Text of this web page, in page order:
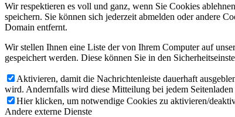
Wir respektieren es voll und ganz, wenn Sie Cookies
speichern. Sie können sich jederzeit abmelden oder andere
Domain entfernt.
Wir stellen Ihnen eine Liste der von Ihrem Computer auf
gespeichert werden. Diese können Sie in den
Aktivieren, damit die Nachrichtenleiste dauerhaft
wird. Andernfalls wird diese Mitteilung bei jedem Seitenladen
Hier klicken, um notwendige Cookies zu aktivieren/
Andere externe Dienste